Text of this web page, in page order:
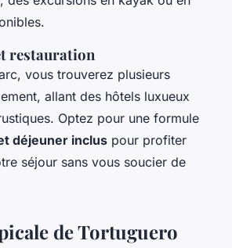
restauration
vous trouverez plusieurs
allant des hôtels luxueux
Optez pour une formule
déjeuner inclus pour profiter
séjour sans vous soucier de
de Tortuguero